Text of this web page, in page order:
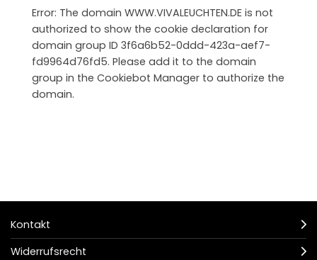
Error: The domain WWW.VIVALEUCHTEN.DE is not
authorized to show the cookie declaration for
domain group ID 3f6a6b52-0ddd-423a-aef7-
fd9964d76fd5. Please add it to the domain
group in the Cookiebot Manager to authorize the
domain.
Kontakt
Widerrufsrecht